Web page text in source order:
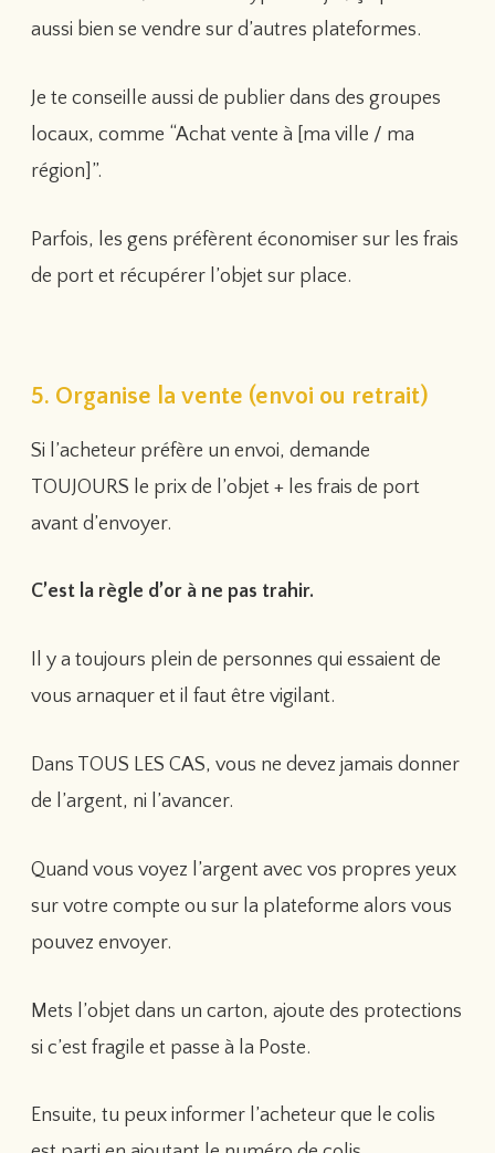
aussi bien se vendre sur d’autres plateformes.
Je te conseille aussi de publier dans des groupes
locaux, comme “Achat vente à [ma ville / ma
région]”.
Parfois, les gens préfèrent économiser sur les frais
de port et récupérer l’objet sur place.
5. Organise la vente (envoi ou retrait)
Si l’acheteur préfère un envoi, demande
TOUJOURS le prix de l’objet + les frais de port
avant d’envoyer.
C’est la règle d’or à ne pas trahir.
Il y a toujours plein de personnes qui essaient de
vous arnaquer et il faut être vigilant.
Dans TOUS LES CAS, vous ne devez jamais donner
de l’argent, ni l’avancer.
Quand vous voyez l’argent avec vos propres yeux
sur votre compte ou sur la plateforme alors vous
pouvez envoyer.
Mets l’objet dans un carton, ajoute des protections
si c’est fragile et passe à la Poste.
Ensuite, tu peux informer l’acheteur que le colis